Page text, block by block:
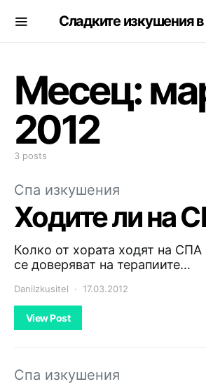
Сладките изкушения
Месец:
2012
3 posts
Спа изкушения
Ходите ли на
Колко от хората ходят на
се доверяват на терапиите…
DaniIzkusitel 17.03.2012
View Post
Спа изкушения